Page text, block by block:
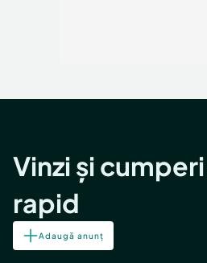
Vinzi și
rapid
Adaugă anunț